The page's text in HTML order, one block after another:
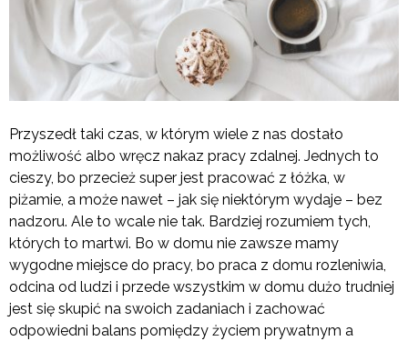
Przyszedł taki czas, w którym wiele z nas dostało
możliwość albo wręcz nakaz pracy zdalnej. Jednych to
cieszy, bo przecież super jest pracować z łóżka, w
piżamie, a może nawet – jak się niektórym wydaje – bez
nadzoru. Ale to wcale nie tak. Bardziej rozumiem tych,
których to martwi. Bo w domu nie zawsze mamy
wygodne miejsce do pracy, bo praca z domu rozleniwia,
odcina od ludzi i przede wszystkim w domu dużo trudniej
jest się skupić na swoich zadaniach i zachować
odpowiedni balans pomiędzy życiem prywatnym a